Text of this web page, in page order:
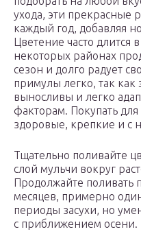
ухода, эти прекрасные
каждый год, добавляя
Цветение часто длится
некоторых районах
сезон и долго радует
примулы легко, так как
выносливы и легко
факторам. Покупать
здоровые, крепкие и с
Тщательно поливайте
слой мульчи вокруг
Продолжайте поливать
месяцев, примерно
периоды засухи, но
с приближением осени.